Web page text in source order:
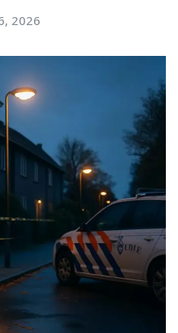
2026